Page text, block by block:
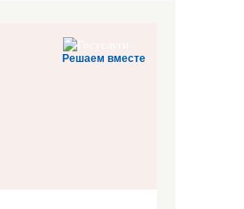
Решаем вместе